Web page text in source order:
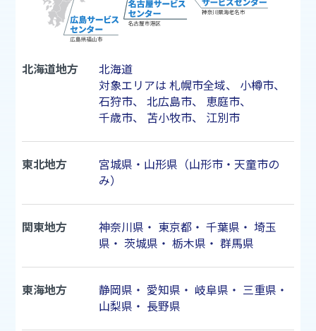
北海道地方
北海道
対象エリアは 札幌市全域、 小樽市、
石狩市、 北広島市、 恵庭市、
千歳市、 苫小牧市、 江別市
東北地方
宮城県・山形県（山形市・天童市の
み）
関東地方 神奈川県 ・ 東京都・ 千葉県 ・ 埼玉
県 ・ 茨城県 ・ 栃木県 ・ 群馬県
東海地方 静岡県 ・ 愛知県 ・ 岐阜県 ・ 三重県 ・
山梨県 ・ 長野県